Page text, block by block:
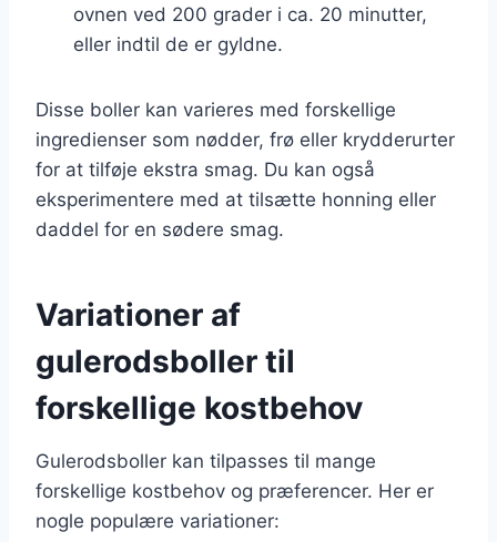
ovnen ved 200 grader i ca. 20 minutter,
eller indtil de er gyldne.
Disse boller kan varieres med forskellige
ingredienser som nødder, frø eller krydderurter
for at tilføje ekstra smag. Du kan også
eksperimentere med at tilsætte honning eller
daddel for en sødere smag.
Variationer af
gulerodsboller til
forskellige kostbehov
Gulerodsboller kan tilpasses til mange
forskellige kostbehov og præferencer. Her er
nogle populære variationer: